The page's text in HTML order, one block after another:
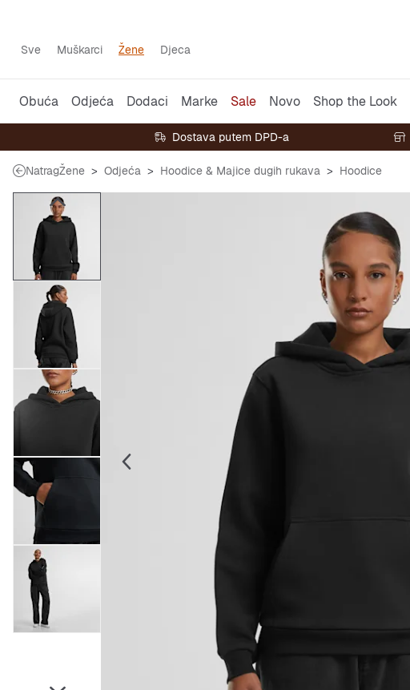
Sve Muškarci Žene Djeca
Obuća Odjeća Dodaci Marke Sale Novo Shop the Look
Dostava putem DPD-a
NatragŽene Odjeća Hoodice & Majice dugih rukava Hoodice